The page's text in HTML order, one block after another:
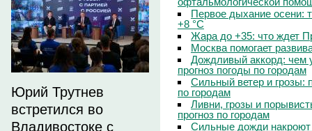
Юрий Трутнев
встретился во
Владивостоке с
Первое дыхание осени:
+8 °C
Жара до +35: что ждет
Москва помогает
Дождливый аккорд: чем
прогноз погоды по городам
Сильный ветер и грозы:
по городам
Ливни, грозы и
прогноз по городам
Сильные дожди